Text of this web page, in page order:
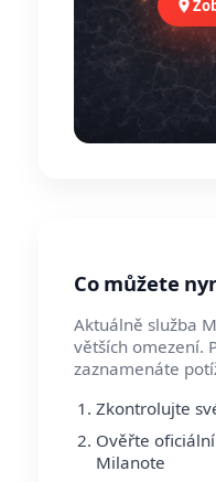
Co můžete
Aktuálně služba
větších omezení.
zaznamenáte
Zkontrolujte
Ověřte
Milanote